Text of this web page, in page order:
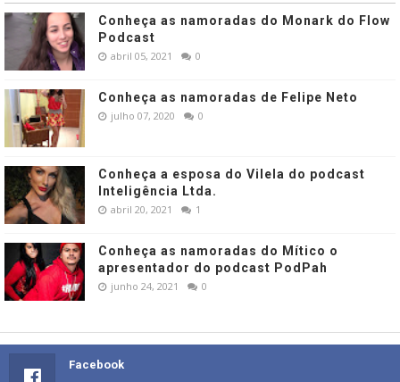
Conheça as namoradas do Monark do Flow
Podcast
abril 05, 2021 0
Conheça as namoradas de Felipe Neto
julho 07, 2020 0
Conheça a esposa do Vilela do podcast
Inteligência Ltda.
abril 20, 2021 1
Conheça as namoradas do Mítico o
apresentador do podcast PodPah
junho 24, 2021 0
Facebook